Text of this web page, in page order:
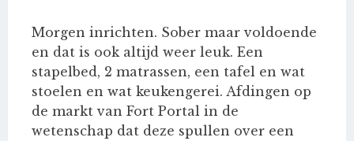
Morgen inrichten. Sober maar voldoende
en dat is ook altijd weer leuk. Een
stapelbed, 2 matrassen, een tafel en wat
stoelen en wat keukengerei. Afdingen op
de markt van Fort Portal in de
wetenschap dat deze spullen over een